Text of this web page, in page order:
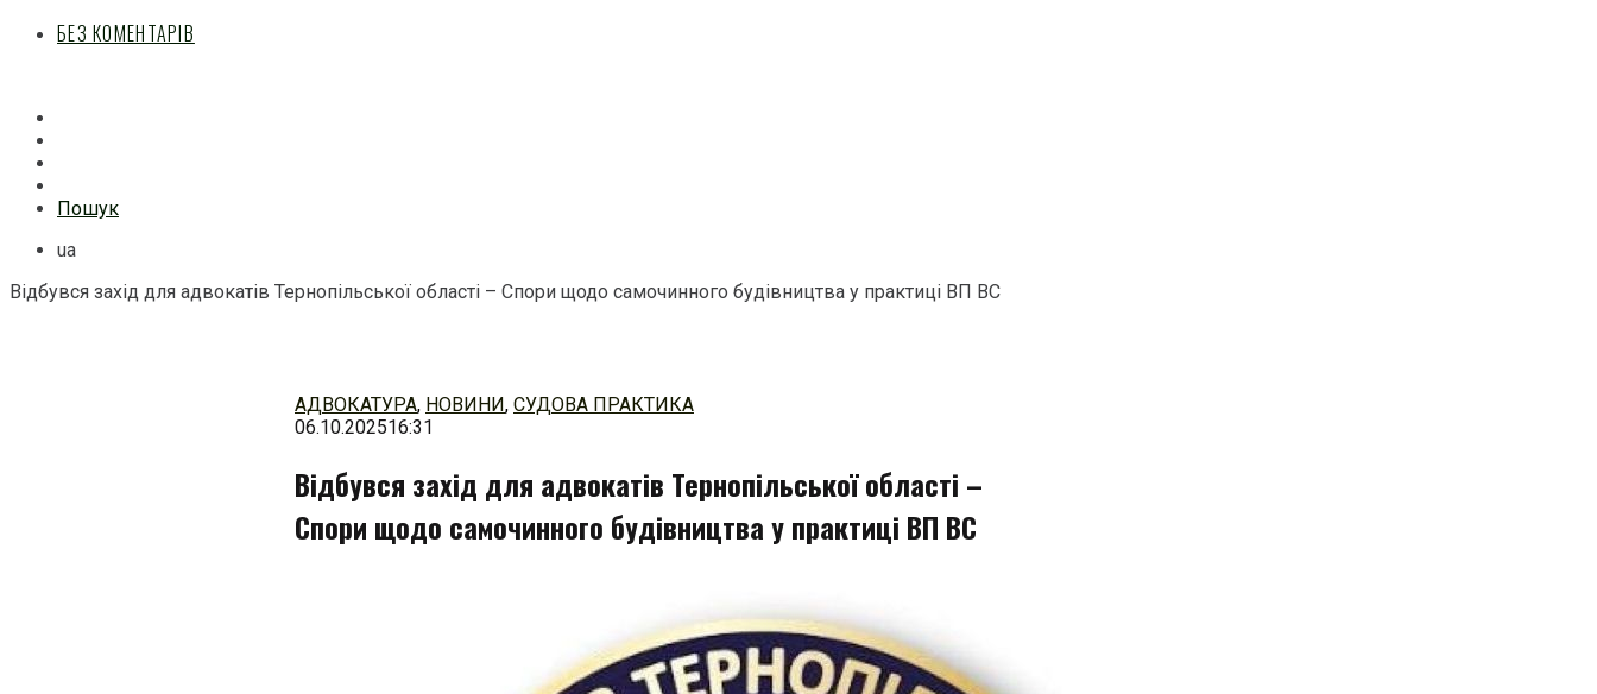
БЕЗ КОМЕНТАРІВ
Пошук
ua
Відбувся захід для адвокатів Тернопільської області – Спори щодо самочинного будівництва у практиці ВП ВС
АДВОКАТУРА, НОВИНИ, СУДОВА ПРАКТИКА
06.10.202516:31
Відбувся захід для адвокатів Тернопільської області –
Спори щодо самочинного будівництва у практиці ВП ВС